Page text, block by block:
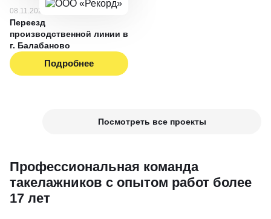
08.11.2020
Переезд
производственной линии в
г. Балабаново
Подробнее
Посмотреть все проекты
Профессиональная команда
такелажников с опытом работ более
17 лет